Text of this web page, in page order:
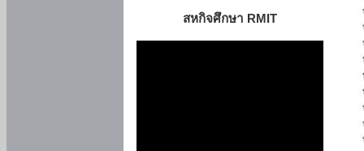
สหกิจศึกษา RMIT